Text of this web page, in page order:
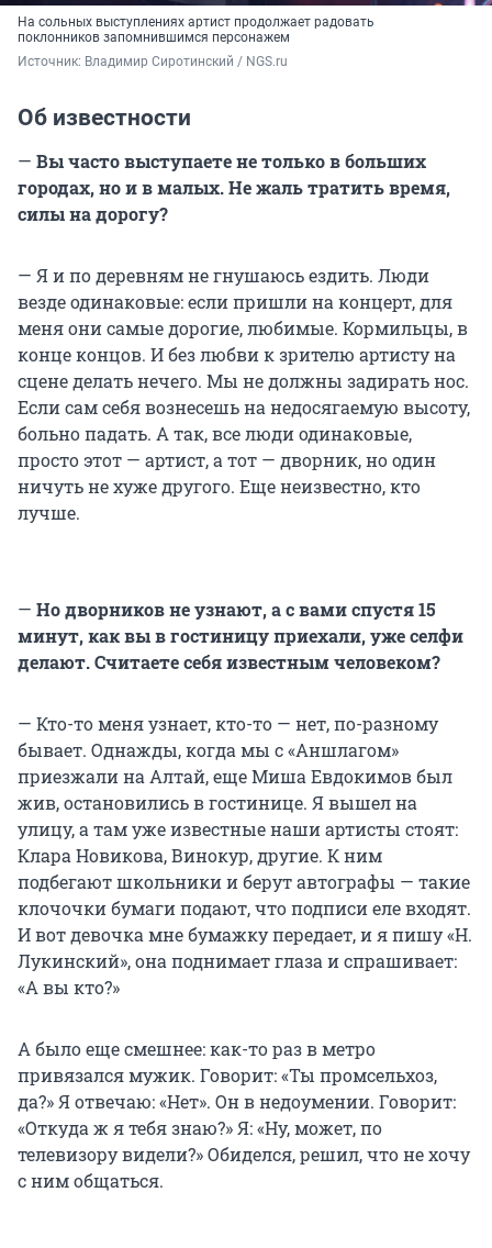
На сольных выступлениях артист продолжает радовать
поклонников запомнившимся персонажем
Источник: Владимир Сиротинский / NGS.ru
Об известности
— Вы часто выступаете не только в больших
городах, но и в малых. Не жаль тратить время,
силы на дорогу?
— Я и по деревням не гнушаюсь ездить. Люди
везде одинаковые: если пришли на концерт, для
меня они самые дорогие, любимые. Кормильцы, в
конце концов. И без любви к зрителю артисту на
сцене делать нечего. Мы не должны задирать нос.
Если сам себя вознесешь на недосягаемую высоту,
больно падать. А так, все люди одинаковые,
просто этот — артист, а тот — дворник, но один
ничуть не хуже другого. Еще неизвестно, кто
лучше.
— Но дворников не узнают, а с вами спустя 15
минут, как вы в гостиницу приехали, уже селфи
делают. Считаете себя известным человеком?
— Кто-то меня узнает, кто-то — нет, по-разному
бывает. Однажды, когда мы с «Аншлагом»
приезжали на Алтай, еще Миша Евдокимов был
жив, остановились в гостинице. Я вышел на
улицу, а там уже известные наши артисты стоят:
Клара Новикова, Винокур, другие. К ним
подбегают школьники и берут автографы — такие
клочочки бумаги подают, что подписи еле входят.
И вот девочка мне бумажку передает, и я пишу «Н.
Лукинский», она поднимает глаза и спрашивает:
«А вы кто?»
А было еще смешнее: как-то раз в метро
привязался мужик. Говорит: «Ты промсельхоз,
да?» Я отвечаю: «Нет». Он в недоумении. Говорит:
«Откуда ж я тебя знаю?» Я: «Ну, может, по
телевизору видели?» Обиделся, решил, что не хочу
с ним общаться.